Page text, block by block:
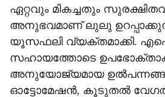
ഏറ്റവും മികച്ചതും
അനുഭവമാണ് ലുലു
യൂസഫലി വ്യക്തമാക്കി.
സഹായത്തോടെ
അനുയോജ്യമായ ഉൽപന്നങ്ങൾ
ഓട്ടോമേഷൻ, കൂടുതൽ